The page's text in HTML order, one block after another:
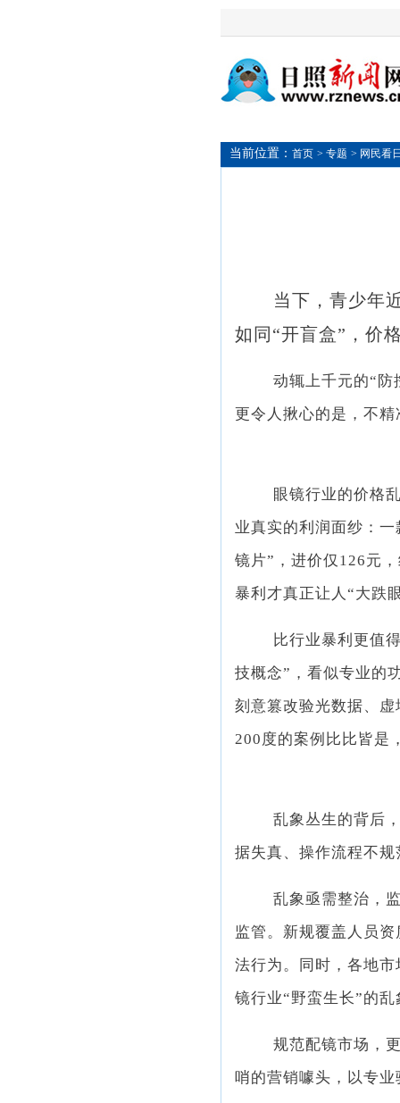
当前位置： 首页 > 专题 > 网民看
当下，青少年
如同 “开盲盒”，价
动辄上千元的“ 防
更令人揪心的是，不
眼镜行业的价格
业真实的利润面纱：
镜片”，进价仅126元
暴利才真正让人“大跌
比行业暴利更值
技概念”，看似专业的
刻意篡改验光数据、
200度的案例比比皆是
乱象丛生的背后
据失真、操作流程不
乱象亟需整治，
监管。新规覆盖人员
法行为。同时，各地
镜行业“野蛮生长”的乱
规范配镜市场，
哨的营销噱头，以专